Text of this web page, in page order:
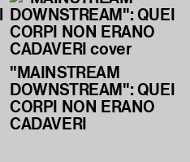
"MAINSTREAM
DOWNSTREAM": QUEI
CORPI NON ERANO
CADAVERI